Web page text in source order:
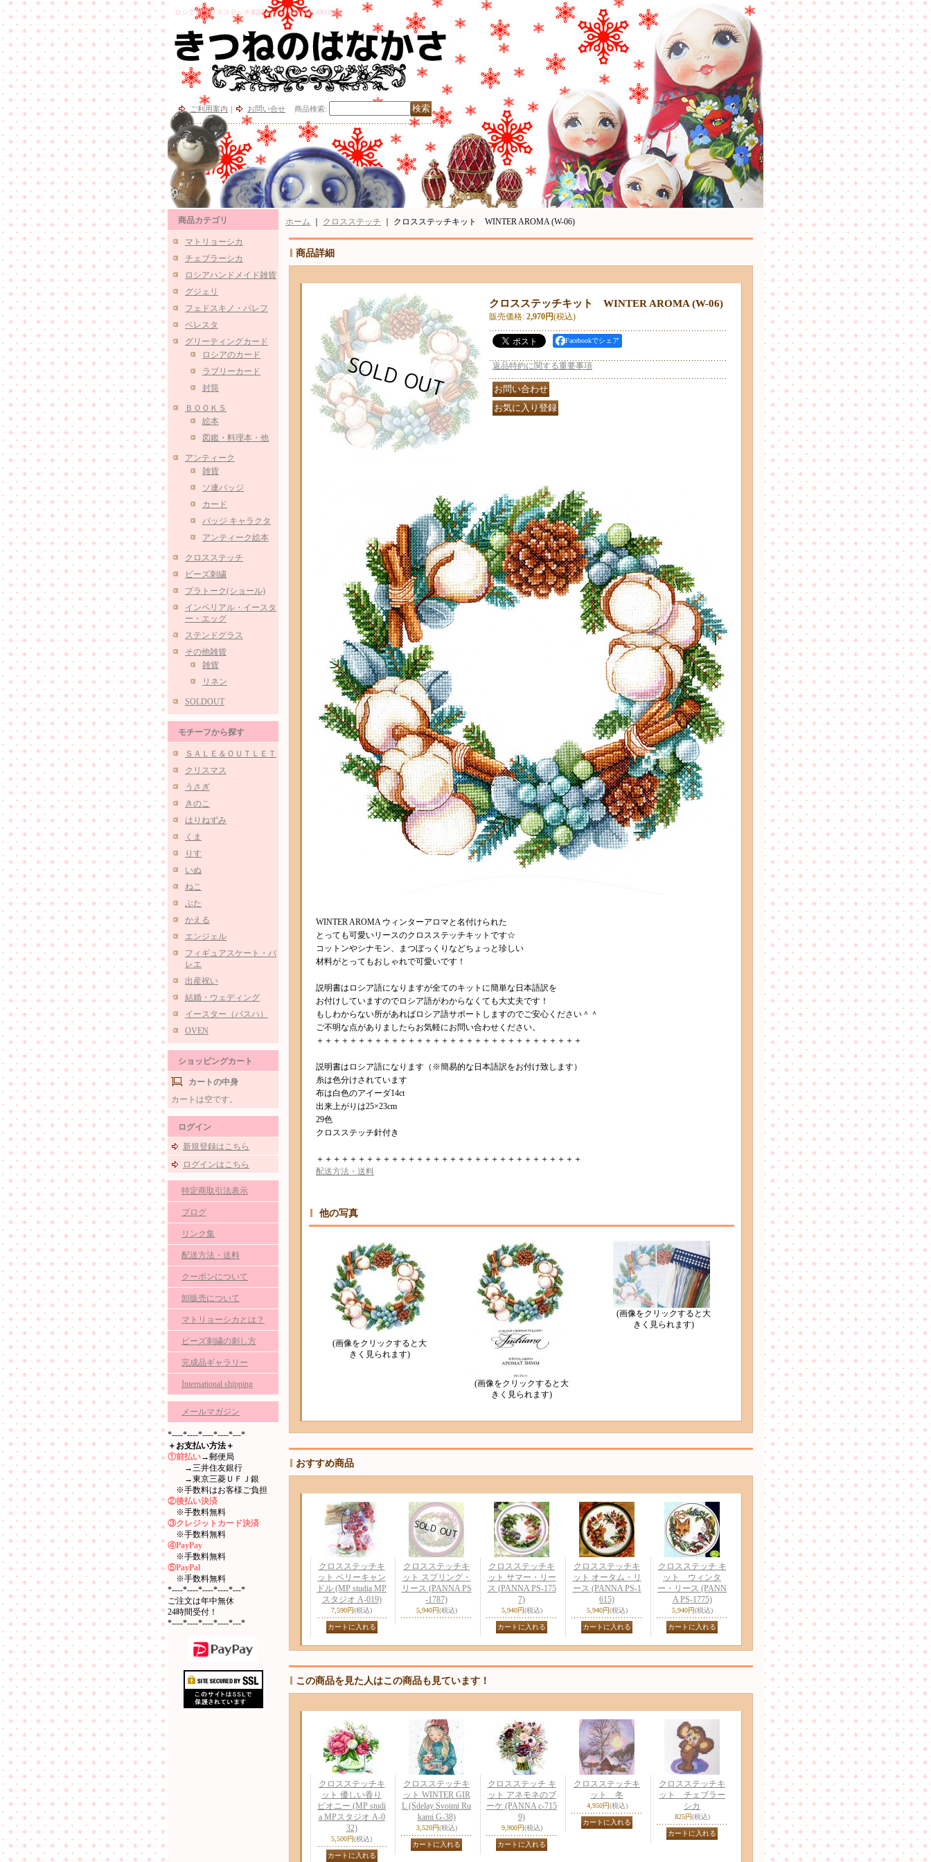
ロシアのクロスステッチ刺繍キット WINTER AROMA
ご利用案内 ｜ お問い合せ 商品検索:
商品カテゴリ
マトリョーシカ
チェブラーシカ
ロシアハンドメイド雑貨
グジェリ
フェドスキノ・パレフ
ベレスタ
グリーティングカード
ロシアのカード
ラブリーカード
封筒
ＢＯＯＫＳ
絵本
図鑑・料理本・他
アンティーク
雑貨
ソ連バッジ
カード
バッジ キャラクタ
アンティーク絵本
クロスステッチ
ビーズ刺繍
プラトーク(ショール)
インペリアル・イースタ
ー・エッグ
ステンドグラス
その他雑貨
雑貨
リネン
SOLDOUT
モチーフから探す
ＳＡＬＥ＆ＯＵＴＬＥＴ
クリスマス
うさぎ
きのこ
はりねずみ
くま
りす
いぬ
ねこ
ぶた
かえる
エンジェル
フィギュアスケート・バ
レエ
出産祝い
結婚・ウェディング
イースター（パスハ）
OVEN
ショッピングカート
カートの中身
カートは空です。
ログイン
新規登録はこちら
ログインはこちら
特定商取引法表示
ブログ
リンク集
配送方法・送料
クーポンについて
卸販売について
マトリョーシカとは？
ビーズ刺繍の刺し方
完成品ギャラリー
International shipping
メールマガジン
*----*----*----*----*---*
＋お支払い方法＋
①前払い→郵便局
→三井住友銀行
→東京三菱ＵＦＪ銀
※手数料はお客様ご負担
②後払い決済
※手数料無料
③クレジットカード決済
※手数料無料
④PayPay
※手数料無料
⑤PayPal
※手数料無料
*----*----*----*----*---*
ご注文は年中無休
24時間受付！
*----*----*----*----*---*
ホーム クロスステッチ クロスステッチキット WINTER AROMA (W-06)
商品詳細
クロスステッチキット WINTER AROMA (W-06)
販売価格: 2,970円(税込)
Facebookでシェア
返品特約に関する重要事項
WINTER AROMA ウィンターアロマと名付けられた
とっても可愛いリースのクロスステッチキットです☆
コットンやシナモン、まつぼっくりなどちょっと珍しい
材料がとってもおしゃれで可愛いです！
説明書はロシア語になりますが全てのキットに簡単な日本語訳を
お付けしていますのでロシア語がわからなくても大丈夫です！
もしわからない所があればロシア語サポートしますのでご安心ください＾＾
ご不明な点がありましたらお気軽にお問い合わせください。
＋＋＋＋＋＋＋＋＋＋＋＋＋＋＋＋＋＋＋＋＋＋＋＋＋＋＋＋＋＋＋＋
説明書はロシア語になります（※簡易的な日本語訳をお付け致します）
糸は色分けされています
布は白色のアイーダ14ct
出来上がりは25×23cm
29色
クロスステッチ針付き
＋＋＋＋＋＋＋＋＋＋＋＋＋＋＋＋＋＋＋＋＋＋＋＋＋＋＋＋＋＋＋＋
配送方法・送料
他の写真
(画像をクリックすると大
きく見られます)
(画像をクリックすると大
きく見られます)
(画像をクリックすると大
きく見られます)
おすすめ商品
クロスステッチキ
ット ベリーキャン
ドル (MP studia MP
スタジオ A-019)
7,590円(税込)
クロスステッチキ
ット スプリング・
リース (PANNA PS
-1787)
5,940円(税込)
クロスステッチキ
ット サマー・リー
ス (PANNA PS-175
7)
5,940円(税込)
クロスステッチキ
ット オータム・リ
ース (PANNA PS-1
615)
5,940円(税込)
クロスステッチ キ
ット ウィンタ
ー・リース (PANN
A PS-1775)
5,940円(税込)
この商品を見た人はこの商品も見ています！
クロスステッチキ
ット 優しい香り
ピオニー (MP studi
a MPスタジオ A-0
32)
5,500円(税込)
クロスステッチキ
ット WINTER GIR
L (Sdelay Svoimi Ru
kami G-38)
3,520円(税込)
クロスステッチ キ
ット アネモネのブ
ーケ (PANNA c-715
9)
9,900円(税込)
クロスステッチキ
ット 冬
4,950円(税込)
クロスステッチキ
ット チェブラー
シカ
825円(税込)